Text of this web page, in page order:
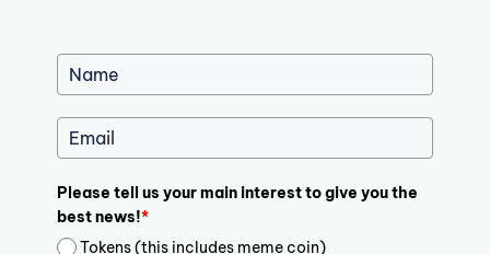
Please tell us your main interest to give you the
best news!*
Tokens (this includes meme coin)